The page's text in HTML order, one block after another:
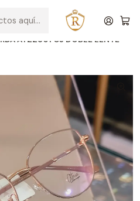
WhatsApp
RDA AT22801 C3 DOBLE LENTE